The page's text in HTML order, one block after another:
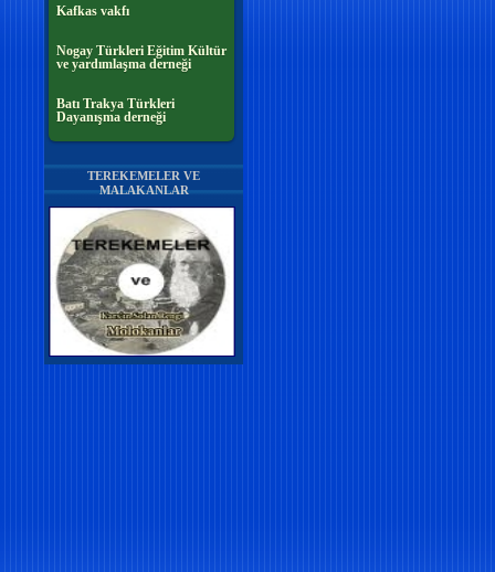
Kafkas vakfı
Nogay Türkleri Eğitim Kültür
ve yardımlaşma derneği
Batı Trakya Türkleri
Dayanışma derneği
TEREKEMELER VE
MALAKANLAR